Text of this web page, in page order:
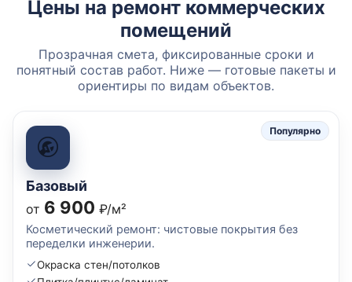
Цены на ремонт коммерческих
помещений
Прозрачная смета, фиксированные сроки и
понятный состав работ. Ниже — готовые пакеты и
ориентиры по видам объектов.
Популярно
Базовый
от 6 900 ₽/м²
Косметический ремонт: чистовые покрытия без
переделки инженерии.
Окраска стен/потолков